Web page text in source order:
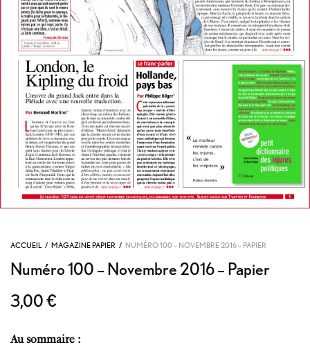
ACCUEIL / MAGAZINE PAPIER / NUMÉRO 100 – NOVEMBRE 2016 – PAPIER
Numéro 100 – Novembre 2016 – Papier
3,00€
Au sommaire :